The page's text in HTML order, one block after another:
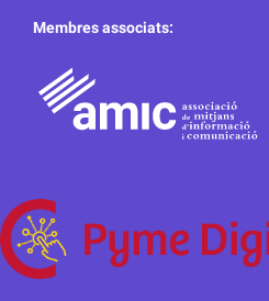
Membres associats: